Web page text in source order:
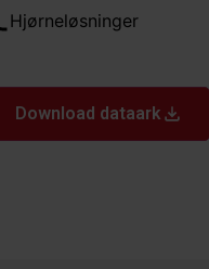
Hjørneløsninger
Download dataark